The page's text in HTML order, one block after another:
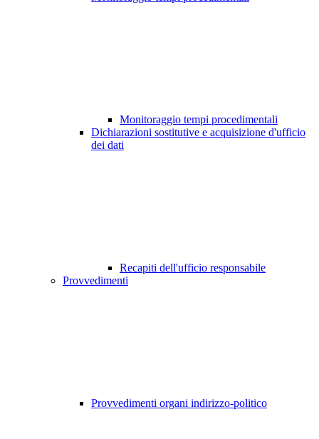
Monitoraggio tempi procedimentali
Dichiarazioni sostitutive e acquisizione d'ufficio
dei dati
Recapiti dell'ufficio responsabile
Provvedimenti
Provvedimenti organi indirizzo-politico